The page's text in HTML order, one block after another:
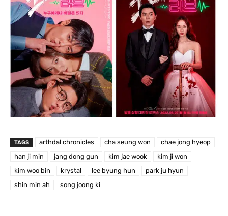
TAGS arthdal chronicles cha seung won
chae jong hyeop
han ji min
jang dong gun kim jae wook
kim ji won
kim woo bin
krystal lee byung hun
park ju hyun
shin min ah
song joong ki